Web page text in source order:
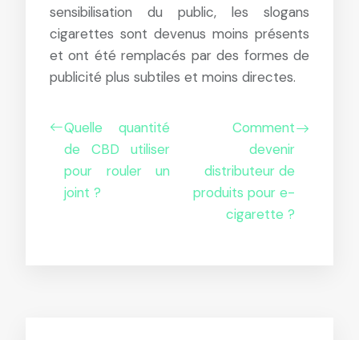
sensibilisation du public, les slogans
cigarettes sont devenus moins présents
et ont été remplacés par des formes de
publicité plus subtiles et moins directes.
Quelle quantité
de CBD utiliser
pour rouler un
joint ?
Comment
devenir
distributeur de
produits pour e-
cigarette ?